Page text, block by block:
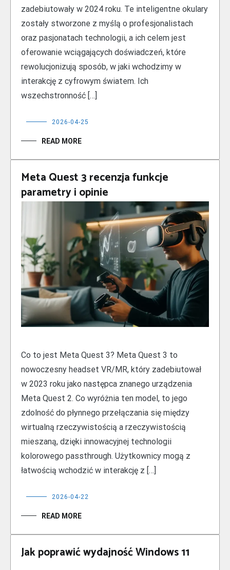
zadebiutowały w 2024 roku. Te inteligentne okulary
zostały stworzone z myślą o profesjonalistach
oraz pasjonatach technologii, a ich celem jest
oferowanie wciągających doświadczeń, które
rewolucjonizują sposób, w jaki wchodzimy w
interakcję z cyfrowym światem. Ich
wszechstronność […]
2026-04-25
READ MORE
Meta Quest 3 recenzja funkcje
parametry i opinie
Co to jest Meta Quest 3? Meta Quest 3 to
nowoczesny headset VR/MR, który zadebiutował
w 2023 roku jako następca znanego urządzenia
Meta Quest 2. Co wyróżnia ten model, to jego
zdolność do płynnego przełączania się między
wirtualną rzeczywistością a rzeczywistością
mieszaną, dzięki innowacyjnej technologii
kolorowego passthrough. Użytkownicy mogą z
łatwością wchodzić w interakcję z […]
2026-04-22
READ MORE
Jak poprawić wydajność Windows 11